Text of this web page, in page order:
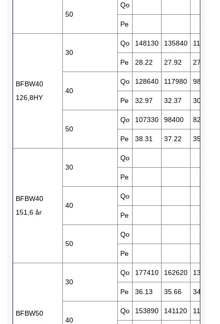
50
Qo
Pe
BFBW40
126,8HY
30
Qo 148130 135840 113860
Pe 28.22 27.92 27.03
40
Qo 128640 117980 98690
Pe 32.97 32.37 30.89
50
Qo 107330 98400 82370
Pe 38.31 37.22 35.05
BFBW40
151,6 år
30
Qo
Pe
40
Qo
Pe
50
Qo
Pe
BFBW50
30
Qo 177410 162620 136220
Pe 36.13 35.66 34.42
40
Qo 153890 141120 117980